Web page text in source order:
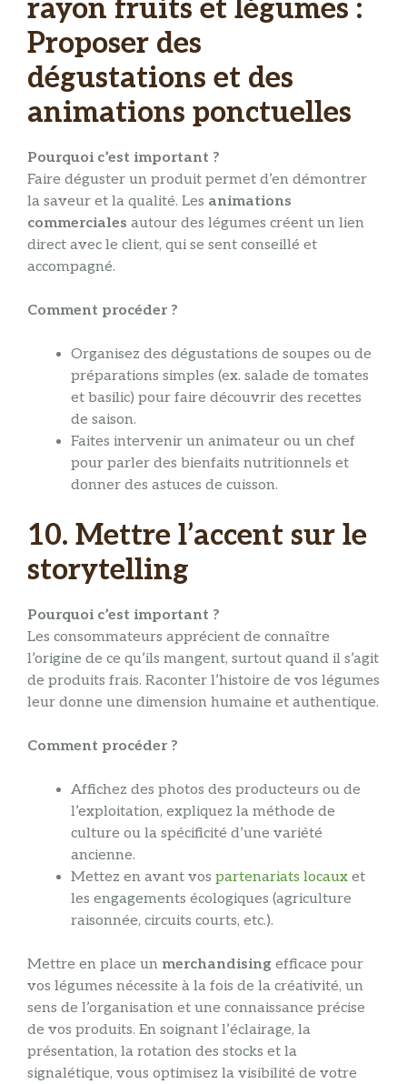
rayon fruits et légumes :
Proposer des
dégustations et des
animations ponctuelles
Pourquoi c’est important ?
Faire déguster un produit permet d’en démontrer
la saveur et la qualité. Les animations
commerciales autour des légumes créent un lien
direct avec le client, qui se sent conseillé et
accompagné.
Comment procéder ?
Organisez des dégustations de soupes ou de
préparations simples (ex. salade de tomates
et basilic) pour faire découvrir des recettes
de saison.
Faites intervenir un animateur ou un chef
pour parler des bienfaits nutritionnels et
donner des astuces de cuisson.
10. Mettre l’accent sur le
storytelling
Pourquoi c’est important ?
Les consommateurs apprécient de connaître
l’origine de ce qu’ils mangent, surtout quand il s’agit
de produits frais. Raconter l’histoire de vos légumes
leur donne une dimension humaine et authentique.
Comment procéder ?
Affichez des photos des producteurs ou de
l’exploitation, expliquez la méthode de
culture ou la spécificité d’une variété
ancienne.
Mettez en avant vos partenariats locaux et
les engagements écologiques (agriculture
raisonnée, circuits courts, etc.).
Mettre en place un merchandising efficace pour
vos légumes nécessite à la fois de la créativité, un
sens de l’organisation et une connaissance précise
de vos produits. En soignant l’éclairage, la
présentation, la rotation des stocks et la
signalétique, vous optimisez la visibilité de votre